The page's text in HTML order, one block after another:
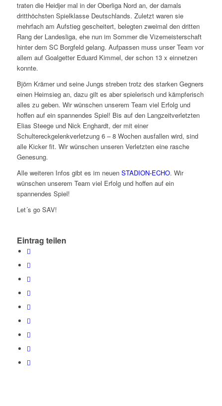
traten die Heidjer mal in der Oberliga Nord an, der damals
dritthöchsten Spielklasse Deutschlands. Zuletzt waren sie
mehrfach am Aufstieg gescheitert, belegten zweimal den dritten
Rang der Landesliga, ehe nun im Sommer die Vizemeisterschaft
hinter dem SC Borgfeld gelang. Aufpassen muss unser Team vor
allem auf Goalgetter Eduard Kimmel, der schon 13 x einnetzen
konnte.
Björn Krämer und seine Jungs streben trotz des starken Gegners
einen Heimsieg an, dazu gilt es aber spielerisch und kämpferisch
alles zu geben. Wir wünschen unserem Team viel Erfolg und
hoffen auf ein spannendes Spiel! Bis auf den Langzeitverletzten
Elias Steege und Nick Enghardt, der mit einer
Schultereckgelenkverletzung 6 – 8 Wochen ausfallen wird, sind
alle Kicker fit. Wir wünschen unseren Verletzten eine rasche
Genesung.
Alle weiteren Infos gibt es im neuen STADION-ECHO. Wir
wünschen unserem Team viel Erfolg und hoffen auf ein
spannendes Spiel!
Let´s go SAV!
Eintrag teilen